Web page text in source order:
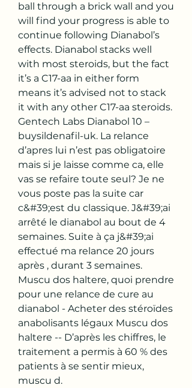
ball through a brick wall and you
will find your progress is able to
continue following Dianabol’s
effects. Dianabol stacks well
with most steroids, but the fact
it’s a C17-aa in either form
means it’s advised not to stack
it with any other C17-aa steroids.
Gentech Labs Dianabol 10 –
buysildenafil-uk. La relance
d’apres lui n’est pas obligatoire
mais si je laisse comme ca, elle
vas se refaire toute seul? Je ne
vous poste pas la suite car
c&#39;est du classique. J&#39;ai
arrêté le dianabol au bout de 4
semaines. Suite à ça j&#39;ai
effectué ma relance 20 jours
après , durant 3 semaines.
Muscu dos haltere, quoi prendre
pour une relance de cure au
dianabol - Acheter des stéroïdes
anabolisants légaux Muscu dos
haltere -- D’après les chiffres, le
traitement a permis à 60 % des
patients à se sentir mieux,
muscu d.